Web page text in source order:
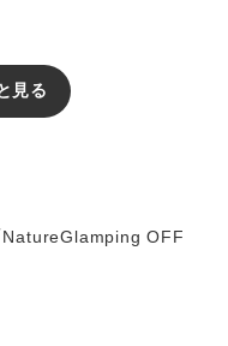
見る
NatureGlamping OFF